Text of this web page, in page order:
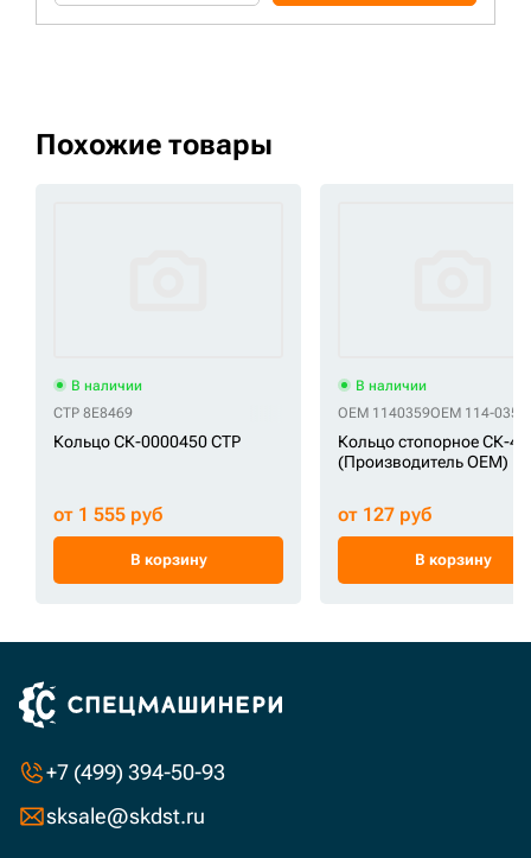
Похожие товары
В наличии
CTP 8E8469
Кольцо СК-0000450 CTP
от 1 555 руб
В корзину
В наличии
OEM 1140359OEM 114-0359
Кольцо стопорное СК-
(Производитель OEM)
от 127 руб
В корзину
+7 (499) 394-50-93
sksale@skdst.ru